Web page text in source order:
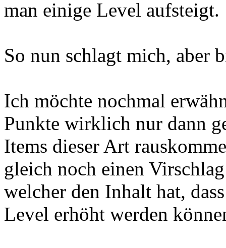
man einige Level aufsteigt.
So nun schlagt mich, aber
Ich möchte nochmal
Punkte wirklich nur dann
Items dieser Art
gleich noch einen
welcher den Inhalt hat,
Level erhöht werden